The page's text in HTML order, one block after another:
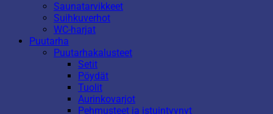
Saunatarvikkeet
Suihkuverhot
WC-harjat
Puutarha
Puutarhakalusteet
Setit
Pöydät
Tuolit
Aurinkovarjot
Pehmusteet ja istuintyynyt